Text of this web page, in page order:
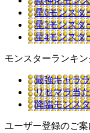
星6モンスタ
星5モンスタ
星4モンスタ
モンスターランキン
最強キャラ
リセマラ当
降臨モンス
ユーザー登録のご案